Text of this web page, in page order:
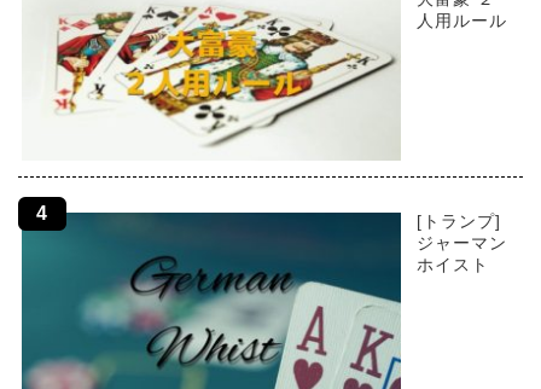
人用ルール
[トランプ]
ジャーマン
ホイスト